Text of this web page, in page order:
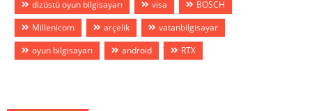
dizüstü oyun bilgisayarı
visa
BOSCH
Millenicom
arçelik
vatanbilgisayar
oyun bilgisayarı
android RTX